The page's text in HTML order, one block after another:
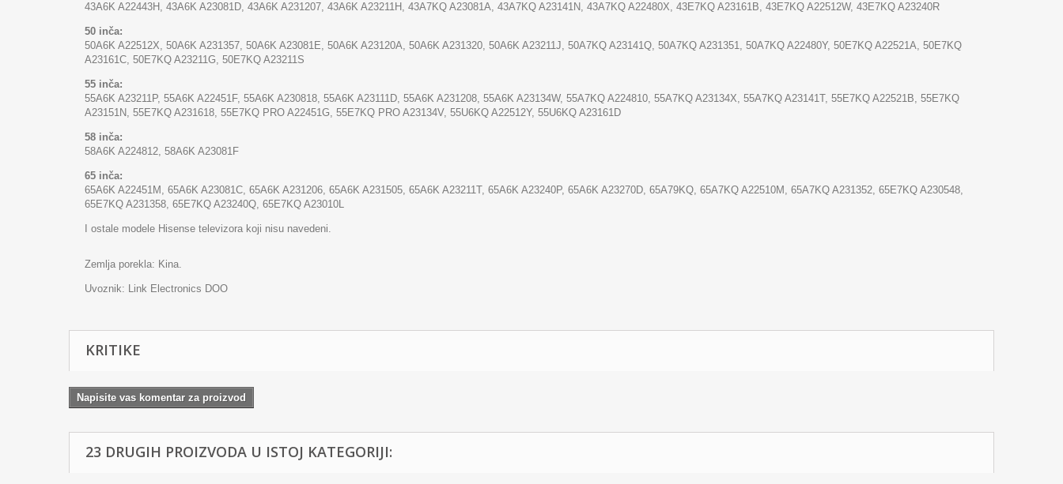
43A6K A22443H, 43A6K A23081D, 43A6K A231207, 43A6K A23211H, 43A7KQ A23081A, 43A7KQ A23141N, 43A7KQ A22480X, 43E7KQ A23161B, 43E7KQ A22512W, 43E7KQ A23240R
50 inča:
50A6K A22512X, 50A6K A231357, 50A6K A23081E, 50A6K A23120A, 50A6K A231320, 50A6K A23211J, 50A7KQ A23141Q, 50A7KQ A231351, 50A7KQ A22480Y, 50E7KQ A22521A, 50E7KQ
A23161C, 50E7KQ A23211G, 50E7KQ A23211S
55 inča:
55A6K A23211P, 55A6K A22451F, 55A6K A230818, 55A6K A23111D, 55A6K A231208, 55A6K A23134W, 55A7KQ A224810, 55A7KQ A23134X, 55A7KQ A23141T, 55E7KQ A22521B, 55E7KQ
A23151N, 55E7KQ A231618, 55E7KQ PRO A22451G, 55E7KQ PRO A23134V, 55U6KQ A22512Y, 55U6KQ A23161D
58 inča:
58A6K A224812, 58A6K A23081F
65 inča:
65A6K A22451M, 65A6K A23081C, 65A6K A231206, 65A6K A231505, 65A6K A23211T, 65A6K A23240P, 65A6K A23270D, 65A79KQ, 65A7KQ A22510M, 65A7KQ A231352, 65E7KQ A230548,
65E7KQ A231358, 65E7KQ A23240Q, 65E7KQ A23010L
I ostale modele Hisense televizora koji nisu navedeni.
Zemlja porekla: Kina.
Uvoznik: Link Electronics DOO
KRITIKE
Napisite vas komentar za proizvod
23 DRUGIH PROIZVODA U ISTOJ KATEGORIJI: